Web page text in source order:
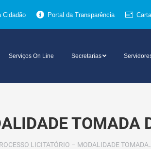
Cidadão Portal da Transparência
Serviços On Line Secretarias
TOMADA
LICITATÓRIO – MODALIDADE